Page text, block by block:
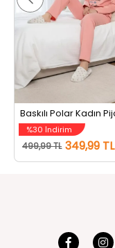
%30 İndirim
499,99 TL 349,99 TL